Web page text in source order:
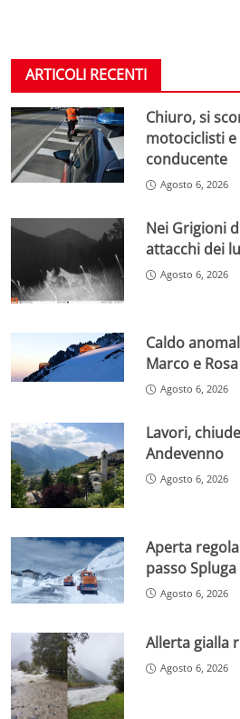
ARTICOLI RECENTI
Chiuro, si
motociclisti
conducente
Agosto 6, 2026
Nei Grigioni
attacchi dei
Agosto 6, 2026
Caldo
Marco e
Agosto 6, 2026
Lavori,
Andevenno
Agosto 6, 2026
Aperta
passo Spluga
Agosto 6, 2026
Allerta gialla
Agosto 6, 2026